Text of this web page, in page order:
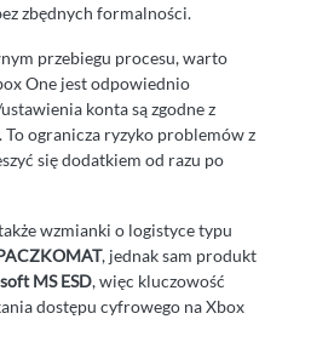
zbędnych formalności.
przebiegu procesu, warto
One jest odpowiednio
konta są zgodne z
To ogranicza ryzyko problemów z
się dodatkiem od razu po
wzmianki o logistyce typu
, jednak sam produkt
MS ESD, więc kluczowość
dostępu cyfrowego na Xbox